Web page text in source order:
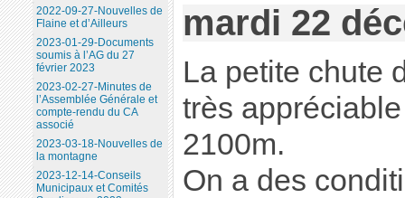
mardi 22
La petite chute
très
2100m.
On a des
2022-09-27-Nouvelles de
Flaine et d’Ailleurs
2023-01-29-Documents
soumis à l’AG du 27
février 2023
2023-02-27-Minutes de
l’Assemblée Générale et
compte-rendu du CA
associé
2023-03-18-Nouvelles de
la montagne
2023-12-14-Conseils
Municipaux et Comités